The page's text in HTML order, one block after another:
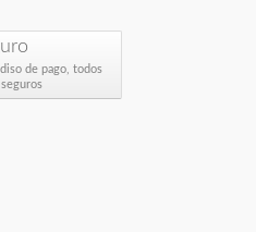
de pago, todos